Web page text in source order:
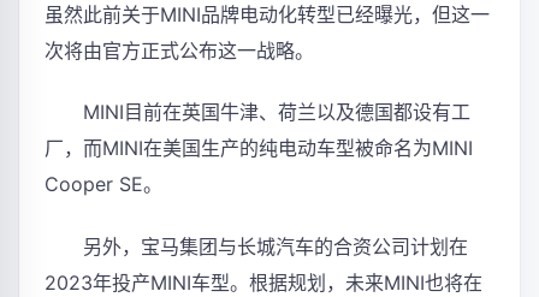
虽然此前关于MINI品牌电动化转型已经曝光，但这一
次将由官方正式公布这一战略。
MINI目前在英国牛津、荷兰以及德国都设有工
厂，而MINI在美国生产的纯电动车型被命名为MINI
Cooper SE。
另外，宝马集团与长城汽车的合资公司计划在
2023年投产MINI车型。根据规划，未来MINI也将在